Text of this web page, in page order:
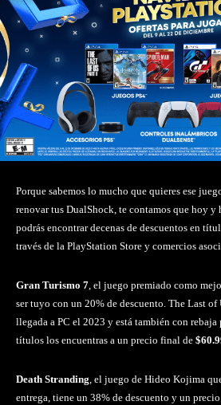
Porque sabemos lo mucho que quieres ese
renovar tus DualShock, te contamos que hoy y
podrás encontrar decenas de descuentos en
través de la PlayStation Store y comercios
Gran Turismo 7, el juego premiado como
ser tuyo con un 20% de descuento. The Last of
llegada a PC el 2023 y está también con
títulos los encuentras a un precio final de
Death Stranding, el juego de Hideo Kojima
entrega, tiene un 38% de descuento y un